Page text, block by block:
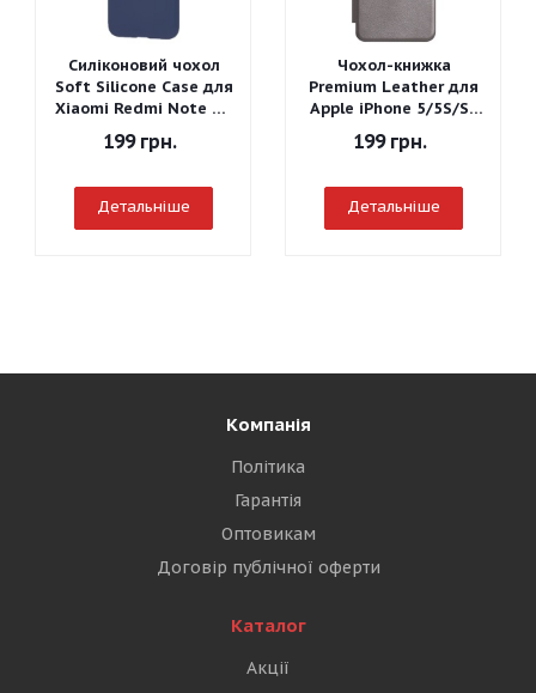
Силіконовий чохол
Soft Silicone Case для
Xiaomi Redmi Note 7 -
Graphite Gray
199грн.
Детальніше
Чохол-книжка
Premium Leather для
Apple iPhone 5/5S/SE
(Сірий)
199грн.
Детальніше
Компанія
Політика
Гарантія
Оптовикам
Договір публічної оферти
Каталог
Акції